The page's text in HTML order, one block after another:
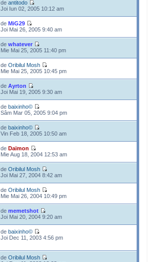
de antitodo
Joi Iun 02, 2005 10:12 am
de MiG29
Joi Mai 26, 2005 9:40 am
de whatever
Mie Mai 25, 2005 11:40 pm
de Oribilul Mosh
Mie Mai 25, 2005 10:45 pm
de Ayrton
Joi Mai 19, 2005 9:30 am
de baixinho©
Sâm Mar 05, 2005 9:04 pm
de baixinho©
Vin Feb 18, 2005 10:50 am
de Daïmon
Mie Aug 18, 2004 12:53 am
de Oribilul Mosh
Joi Mai 27, 2004 8:42 am
de Oribilul Mosh
Mie Mai 26, 2004 10:49 pm
de memetshot
Joi Mai 20, 2004 9:20 am
de baixinho©
Joi Dec 11, 2003 4:56 pm
de Oribilul Mosh